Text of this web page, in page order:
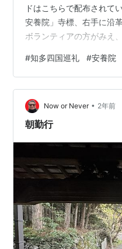
ドはこちらで配布されて
安養院」寺標、右手に沿
ボランティアの方がみえ
院沿革 「当院は白河天皇
ノ坊と称し、江戸時代に
雲院、圓明院、 龍松院を
に阿弥陀如来、両脇侍に
弥陀三尊仏である。この
#知多四国巡礼 #安養院
Now or Never • 2年前
朝勤行